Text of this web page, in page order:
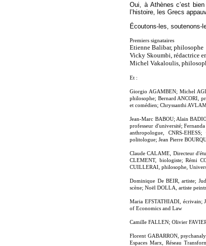
Oui, à Athènes c’est
l’histoire, les Grecs
Écoutons-les, soutenons-
Premiers signataires
Etienne Balibar, philosophe
Vicky Skoumbi, rédactrice
Michel Vakaloulis,
Et :
Giorgio AGAMBEN; Michel
philosophe; Bernard ANCORI,
et comédien; Chryssanthi
Jean-Marc BABOU; Alain
professeur d'université;
anthropologue, CNRS-
politologue; Jean Pierre
Claude CALAME, Directeur
CLEMENT, biologiste; Rémi
CUILLERAI, philosophe,
Dominique De BEIR, artiste;
scène; Noël DOLLA, artiste
Maria EFSTATHIADI, écrivain;
of Economics and Law
Camille FALLEN; Olivier
Florent GABARRON,
Espaces Marx, Réseau